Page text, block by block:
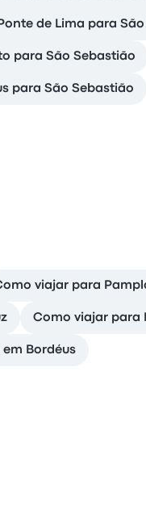
de Lima para
para São Sebastião
para São Sebastião
viajar para
Como viajar para
Bordéus